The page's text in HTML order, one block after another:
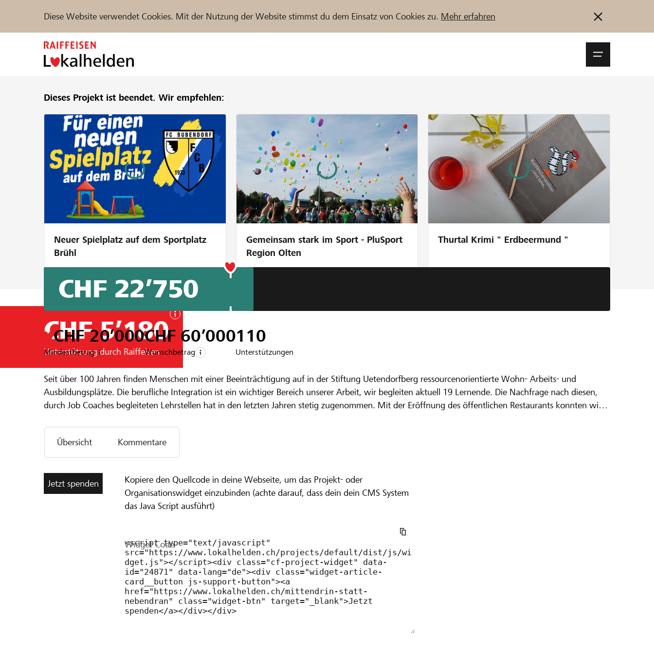
Diese Website verwendet Cookies. Mit der Nutzung der Website stimmst du dem Einsatz von Cookies zu. Mehr erfahren
Unterstützen Hilfe & Support Partner / Raiffeisenbank
Projekte und Organisationen finden Jetzt starten
FR IT
Dieses Projekt ist beendet. Wir empfehlen:
Neuer Spielplatz auf dem Sportplatz
Brühl
Gemeinsam stark im Sport - PluSport
Region Olten
Thurtal Krimi " Erdbeermund "
CHF 5’180
Unterstützung durch Raiffeisen
Mittendrin statt nebendran
Ein Projekt aus der Region derRaiffeisenbank Gürbe
Seit über 100 Jahren finden Menschen mit einer Beeinträchtigung auf in der Stiftung Uetendorfberg ressourcenorientierte Wohn- Arbeits- und
Ausbildungsplätze. Die berufliche Integration ist ein wichtiger Bereich unserer Arbeit, wir begleiten aktuell 19 Lernende. Die Nachfrage nach diesen,
durch Job Coaches begleiteten Lehrstellen hat in den letzten Jahren stetig zugenommen. Mit der Eröffnung des öffentlichen Restaurants konnten wir
Mit der Umsetzung des Bauprojekts Weiler sollen die Platzverhältnisse den Anforderungen angepasst werden und wir können somit in adäquatem
Rahmen jungen Menschen Menschen mit einer Beeinträchtigung auf dem nachhaltigen Weg in die berufliche Integration begleiten.
CHF 22’750
CHF 20’000
Mindestbetrag
CHF 60’000
Wunschbetrag
110
Unterstützungen
Übersicht Kommentare
Jetzt spenden
Kopiere den Quellcode in deine Webseite, um das Projekt- oder
Organisationswidget einzubinden (achte darauf, dass dein dein CMS System
das Java Script ausführt)
Widget Code